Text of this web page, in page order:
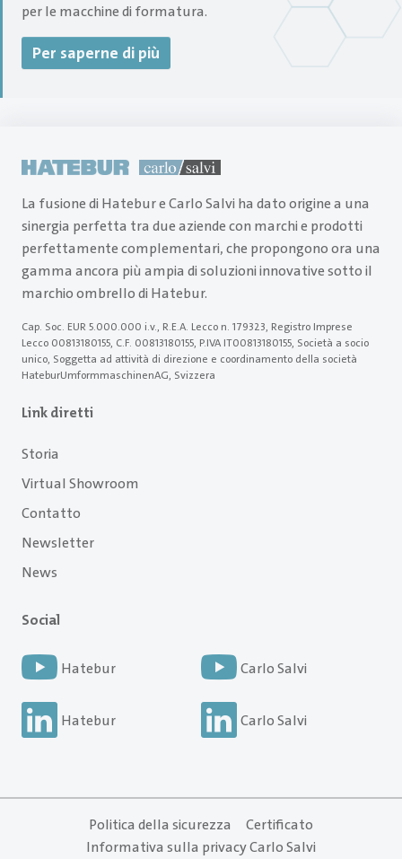
per le macchine di formatura.
Per saperne di più
La fusione di Hatebur e Carlo Salvi ha dato origine a una
sinergia perfetta tra due aziende con marchi e prodotti
perfettamente complementari, che propongono ora una
gamma ancora più ampia di soluzioni innovative sotto il
marchio ombrello di Hatebur.
Cap. Soc. EUR 5.000.000 i.v., R.E.A. Lecco n. 179323, Registro Imprese
Lecco 00813180155, C.F. 00813180155, P.IVA IT00813180155, Società a socio
unico, Soggetta ad attività di direzione e coordinamento della società
HateburUmformmaschinenAG, Svizzera
Link diretti
Storia
Virtual Showroom
Contatto
Newsletter
News
Social
Hatebur Carlo Salvi
Hatebur Carlo Salvi
Politica della sicurezza
Certificato
Informativa sulla privacy Carlo Salvi